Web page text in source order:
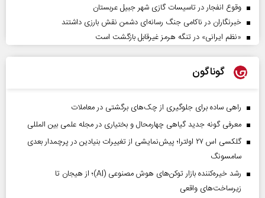
وقوع انفجار در تاسیسات گازی شهر جبیل عربستان
خبرنگاران در ناکامی جنگ رسانه‌ای دشمن نقش بارزی داشتند
«نظم ایرانی» در تنگه هرمز غیرقابل بازگشت است
گوناگون
راهی ساده برای جلوگیری از چک‌های برگشتی در معاملات
معرفی گونه جدید گیاهی چهارمحال و بختیاری در مجله علمی بین المللی
گلکسی اس ۲۷ اولترا؛ پیش‌نمایشی از تغییرات بنیادین در پرچمدار بعدی
سامسونگ
رشد خیره‌کننده بازار توکن‌های هوش مصنوعی (AI)؛ از هیجان تا
زیرساخت‌های واقعی